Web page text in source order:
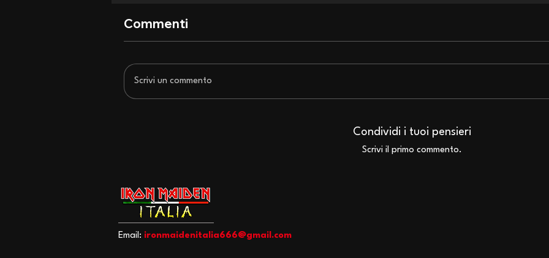
degli album preferiti da
Commenti
Scrivi un commento
Condividi i tuoi pensieri
Scrivi il primo commento.
Email: ironmaidenitalia666@gmail.com